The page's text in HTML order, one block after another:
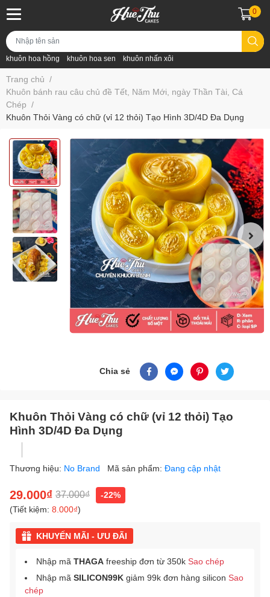
khuôn hoa hồng khuôn hoa sen khuôn nhấn xôi
0
Trang chủ /
Khuôn bánh rau câu chủ đề Tết, Năm Mới, ngày Thần Tài, Cá
Chép /
Khuôn Thỏi Vàng có chữ (vỉ 12 thỏi) Tạo Hình 3D/4D Đa Dụng
Chia sẻ
Khuôn Thỏi Vàng có chữ (vỉ 12 thỏi) Tạo
Hình 3D/4D Đa Dụng
Thương hiệu: No Brand Mã sản phẩm: Đang cập nhật
29.000₫ 37.000₫
-22%
(Tiết kiệm: 8.000₫)
KHUYẾN MÃI - ƯU ĐÃI
Nhập mã THAGA freeship đơn từ 350k Sao chép
Nhập mã SILICON99K giảm 99k đơn hàng silicon Sao
chép